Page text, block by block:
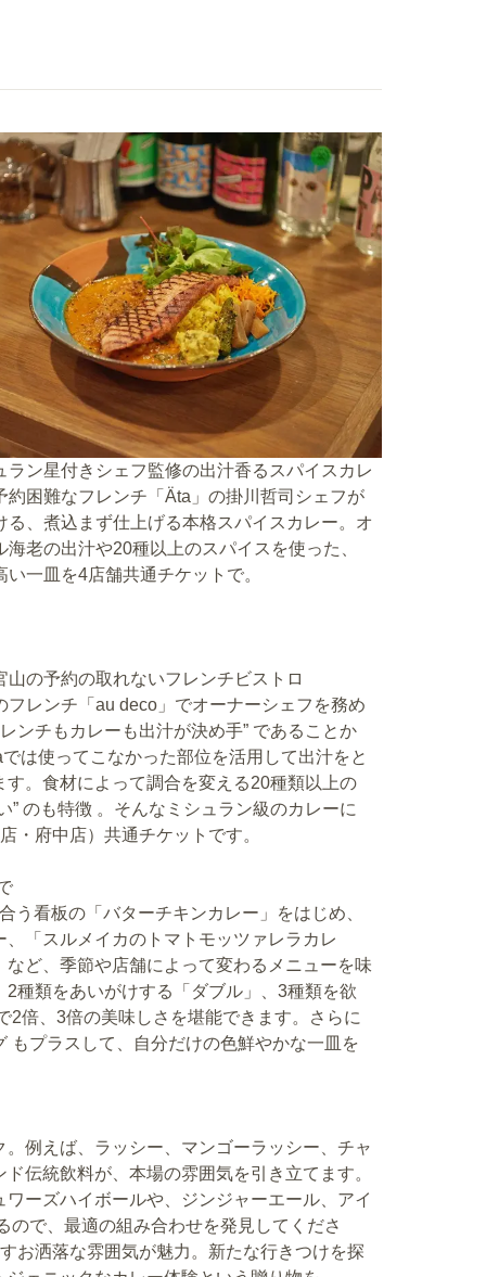
ラン星付きシェフ監修の出汁香るスパイスカレ
約困難なフレンチ「Äta」の掛川哲司シェフが
る、煮込まず仕上げる本格スパイスカレー。オ
海老の出汁や20種以上のスパイスを使った、
い一皿を4店舗共通チケットで。
の予約の取れないフレンチビストロ
フレンチ「au deco」でオーナーシェフを務め
ンチもカレーも出汁が決め手” であることか
は使ってこなかった部位を活用して出汁をと
。食材によって調合を変える20種類以上の
” のも特徴 。そんなミシュラン級のカレーに
・府中店）共通チケットです。
う看板の「バターチキンカレー」をはじめ、
「スルメイカのトマトモッツァレラカレ
ど、季節や店舗によって変わるメニューを味
種類をあいがけする「ダブル」、3種類を欲
倍、3倍の美味しさを堪能できます。さらに
もプラスして、自分だけの色鮮やかな一皿を
例えば、ラッシー、マンゴーラッシー、チャ
伝統飲料が、本場の雰囲気を引き立てます。
ーズハイボールや、ジンジャーエール、アイ
ので、最適の組み合わせを発見してくださ
お洒落な雰囲気が魅力。新たな行きつけを探